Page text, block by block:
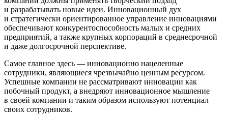
и разрабатывать новые идеи. Инновационный дух
и стратегически ориентированное управление инновациями
обеспечивают конкурентоспособность малых и средних
предприятий, а также крупных корпораций в среднесрочной
и даже долгосрочной перспективе.
Самое главное здесь — инновационно нацеленные
сотрудники, являющиеся чрезвычайно ценным ресурсом.
Успешные компании не рассматривают инновации как
побочный продукт, а внедряют инновационное мышление
в своей компании и таким образом используют потенциал
своих сотрудников.